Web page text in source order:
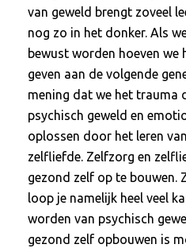
van geweld brengt zoveel
nog zo in het donker. Als
bewust worden hoeven
geven aan de volgende
mening dat we het trauma
psychisch geweld en
oplossen door het leren
zelfliefde. Zelfzorg en
gezond zelf op te bouwen.
loop je namelijk heel veel
worden van psychisch
gezond zelf opbouwen is